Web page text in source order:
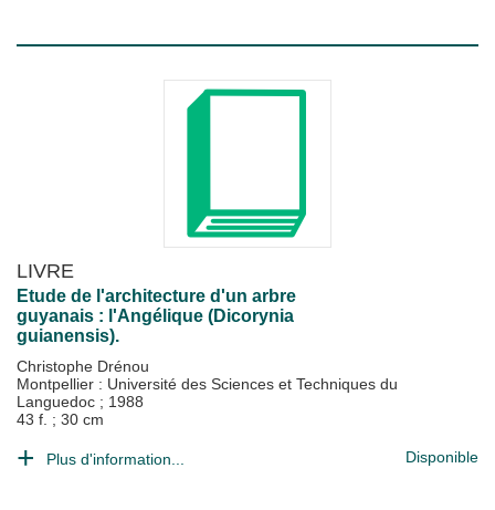
LIVRE
Etude de l'architecture d'un arbre
guyanais : l'Angélique (Dicorynia
guianensis).
Christophe Drénou
Montpellier : Université des Sciences et Techniques du
Languedoc ; 1988
43 f. ; 30 cm
Plus d'information... Disponible